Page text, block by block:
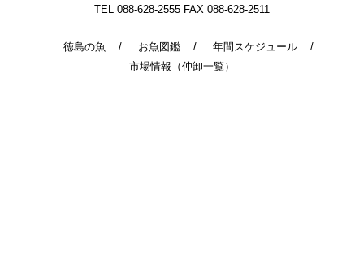
徳島の魚 お魚図鑑
年間スケジュール
市場情報（仲卸一覧）
TEL 088-628-2555 FAX 088-628-2511